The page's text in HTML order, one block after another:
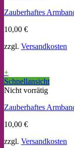
Zauberhaftes
10,00 €
zzgl. Versandkosten
+
Schnellansicht
Nicht vorrätig
Zauberhaftes
10,00 €
zzgl. Versandkosten